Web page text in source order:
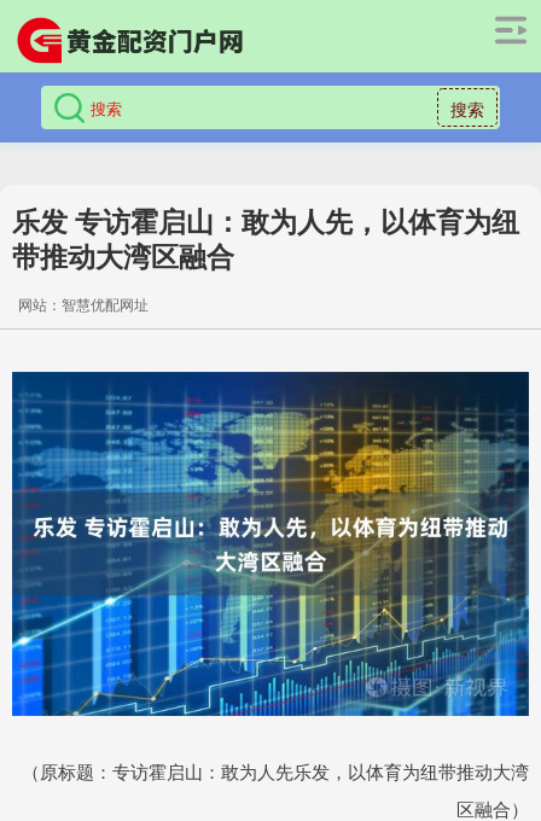
搜索
乐发 专访霍启山：敢为人先，以体育为纽
带推动大湾区融合
网站：智慧优配网址
（原标题：专访霍启山：敢为人先乐发，以体育为纽带推动大湾
区融合）